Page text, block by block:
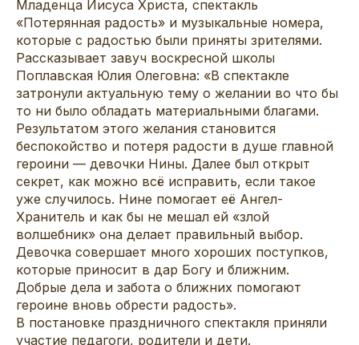
Младенца Иисуса Христа, спектакль
«Потерянная радость» и музыкальные номера,
которые с радостью были приняты зрителями.
Рассказывает завуч воскресной школы
Поплавская Юлия Олеговна: «В спектакле
затронули актуальную тему о желании во что бы
то ни было обладать материальными благами.
Результатом этого желания становится
беспокойство и потеря радости в душе главной
героини — девочки Нины. Далее был открыт
секрет, как можно всё исправить, если такое
уже случилось. Нине помогает её Ангел-
Хранитель и как бы не мешал ей «злой
волшебник» она делает правильный выбор.
Девочка совершает много хороших поступков,
которые приносит в дар Богу и ближним.
Добрые дела и забота о ближних помогают
героине вновь обрести радость».
В постановке праздничного спектакля приняли
участие педагоги, родители и дети.